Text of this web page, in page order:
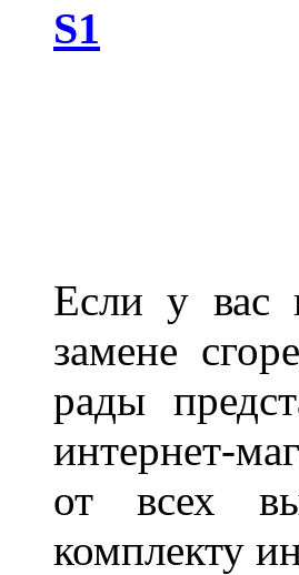
S1
Если у вас
замене
рады
интернет-
от всех
комплекту